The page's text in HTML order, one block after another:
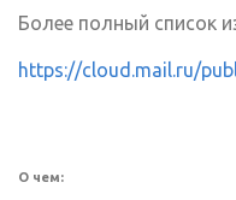
Более полный список
https://cloud.mail.ru/
О чем: